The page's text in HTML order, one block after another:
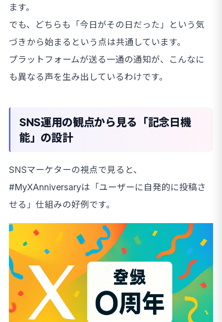
ます。
でも、どちらも「今日がその日だった」という気
づきから始まるという点は共通しています。
プラットフォームが送る一通の通知が、こんなに
も異なる声を生み出しているわけです。
SNS運用の観点から見る「記念日機
能」の設計
SNSマーケターの視点で見ると、
#MyXAnniversaryは「ユーザーに自発的に投稿さ
せる」仕組みの好例です。